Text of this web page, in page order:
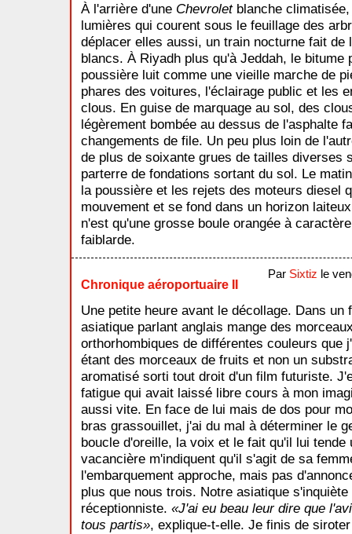
À l'arrière d'une Chevroletblanche climatisée,
lumières qui courent sous le feuillage des
déplacer elles aussi, un train nocturne fait de
blancs. À Riyadh plus qu'à Jeddah, le bitume
poussière luit comme une vieille marche de
phares des voitures, l'éclairage public et les
clous. En guise de marquage au sol, des
légèrement bombée au dessus de l'asphalte
changements de file. Un peu plus loin de
de plus de soixante grues de tailles diverses
parterre de fondations sortant du sol. Le
la poussière et les rejets des moteurs diesel
mouvement et se fond dans un horizon
n'est qu'une grosse boule orangée à
faiblarde.
Chronique aéroportuaire II
Par Sixtiz le
Une petite heure avant le décollage. Dans un
asiatique parlant anglais mange des
orthorhombiques de différentes couleurs que
étant des morceaux de fruits et non un
aromatisé sorti tout droit d'un film futuriste.
fatigue qui avait laissé libre cours à mon
aussi vite. En face de lui mais de dos pour
bras grassouillet, j'ai du mal à déterminer le
boucle d'oreille, la voix et le fait qu'il lui tende
vacancière m'indiquent qu'il s'agit de sa
l'embarquement approche, mais pas
plus que nous trois. Notre asiatique
réceptionniste.
J'ai eu beau leur dire que
tous partis , explique-t-elle. Je finis de